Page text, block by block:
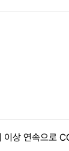
이상 연속으로